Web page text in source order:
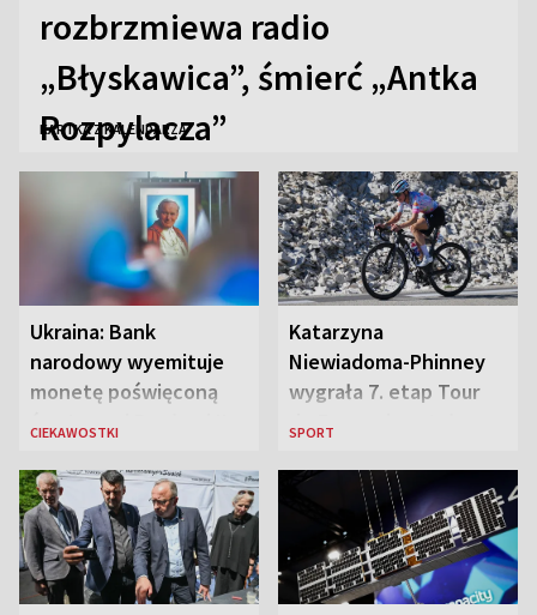
rozbrzmiewa radio
„Błyskawica”, śmierć „Antka
Rozpylacza”
KARTKA Z KALENDARZA
Ukraina: Bank
narodowy wyemituje
monetę poświęconą
św. Janowi Pawłowi II
CIEKAWOSTKI
Katarzyna
Niewiadoma-Phinney
wygrała 7. etap Tour
de France i została
SPORT